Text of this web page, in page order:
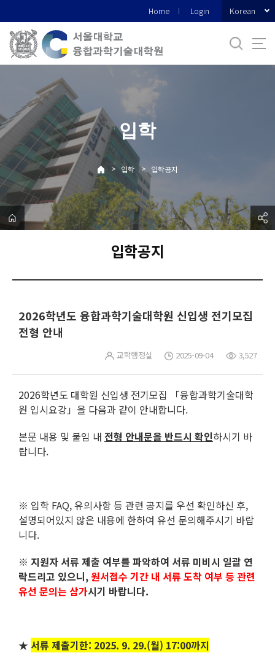
로
메
Home Login Korean
입학
> 입학 > 입학공지
입학공지
2026학년도 융합과학기술대학원 신입생 전기모집
전형 안내
교학행정실 2025-09-04 3,527
2026학년도 대학원 신입생 전기모집 「융합과학기술대학
원 입시요강」을 다음과 같이 안내합니다.
본문 내용 및 붙임 내 전형 안내문을 반드시 확인하시기 바
랍니다.
※ 입학 FAQ, 유의사항 등 관련 공지를 우선 확인하신 후,
설명되어있지 않은 내용에 한하여 유선 문의해주시기 바랍
니다.
※ 지원자 서류 제출 여부를 파악하여 서류 미비시 일괄 연
락드리고 있으니, 원서접수 기간 내 서류 도착 여부 등 관련
유선 문의는 삼가시기 바랍니다.
★ 서류 제출기한: 2025. 9. 29.(월) 17:00까지